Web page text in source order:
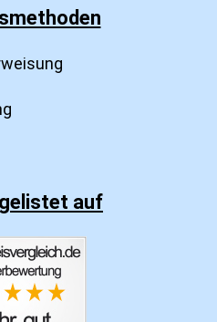
auf